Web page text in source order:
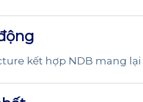
kết hợp NDB mang lại